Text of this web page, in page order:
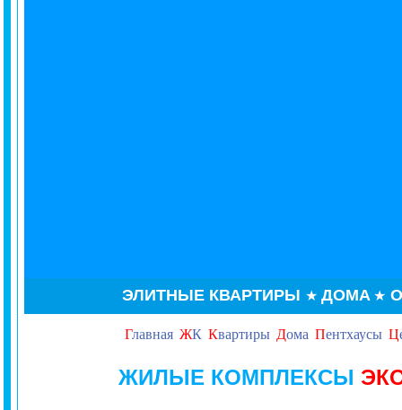
ЭЛИТНЫЕ КВАРТИРЫ ★ДОМА ★
Главная ЖК Квартиры Дома Пентхаусы Ц
ЖИЛЫЕ КОМПЛЕКСЫ